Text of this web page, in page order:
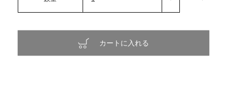
カートに入れる